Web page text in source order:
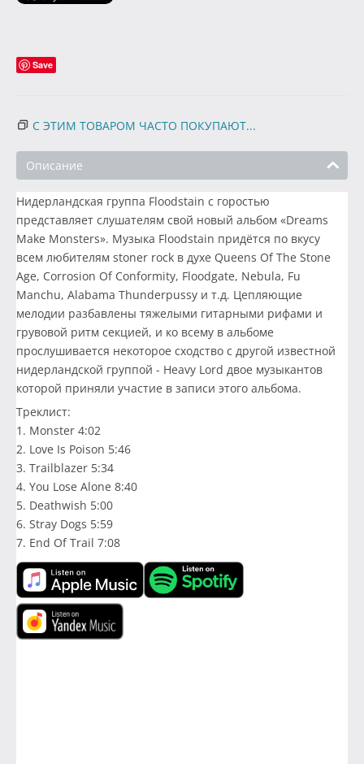
Save
С ЭТИМ ТОВАРОМ ЧАСТО ПОКУПАЮТ...
Описание
Нидерландская группа Floodstain с горостью
представляет слушателям свой новый альбом «Dreams
Make Monsters». Музыка Floodstain придётся по вкусу
всем любителям stoner rock в духе Queens Of The Stone
Age, Corrosion Of Conformity, Floodgate, Nebula, Fu
Manchu, Alabama Thunderpussy и т.д. Цепляющие
мелодии разбавлены тяжелыми гитарными рифами и
грувовой ритм секцией, и ко всему в альбоме
прослушивается некоторое сходство с другой известной
нидерландской группой - Heavy Lord двое музыкантов
которой приняли участие в записи этого альбома.
Треклист:
1. Monster 4:02
2. Love Is Poison 5:46
3. Trailblazer 5:34
4. You Lose Alone 8:40
5. Deathwish 5:00
6. Stray Dogs 5:59
7. End Of Trail 7:08